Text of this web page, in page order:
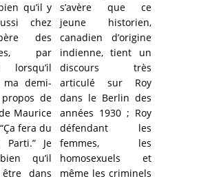
qu’il y
chez
des
par
lorsqu’il
demi-
de
Maurice
fera du
Je
qu’il
dans
s’avère que ce
jeune historien,
canadien d’origine
indienne, tient un
discours très
articulé sur Roy
dans le Berlin des
années 1930 ; Roy
défendant les
femmes, les
homosexuels et
même les criminels